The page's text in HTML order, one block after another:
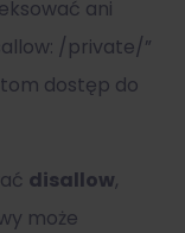
ani
/private/”
dostęp do
disallow,
może